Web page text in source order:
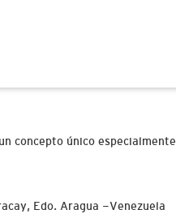
concepto único especialmente
Edo. Aragua -Venezuela